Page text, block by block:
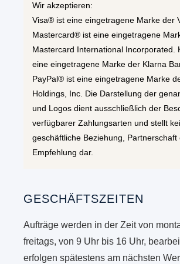
Wir akzeptieren:
Visa® ist eine eingetragene Marke der
Mastercard® ist eine eingetragene
Mastercard International Incorporated.
eine eingetragene Marke der Klarna
PayPal® ist eine eingetragene Marke
Holdings, Inc. Die Darstellung der
und Logos dient ausschließlich der
verfügbarer Zahlungsarten und stellt
geschäftliche Beziehung, Partnerschaft
Empfehlung dar.
GESCHÄFTSZEITEN
Aufträge werden in der Zeit von
freitags, von 9 Uhr bis 16 Uhr,
erfolgen spätestens am nächsten